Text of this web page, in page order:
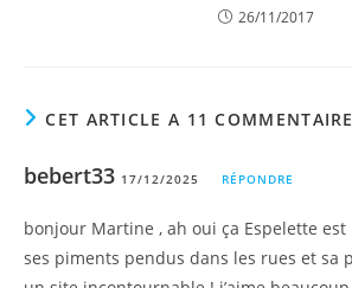
26/11/2017
CET ARTICLE A 11
bebert33 17/12/2025 RÉPONDRE
bonjour Martine , ah oui ça Espelette
ses piments pendus dans les rues et sa